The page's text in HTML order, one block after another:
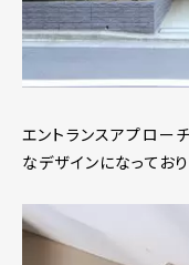
エントランスアプロー
なデザインになっており